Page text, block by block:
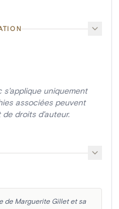
uniquement
associées peuvent
droits d'auteur.
de Marguerite Gillet et sa